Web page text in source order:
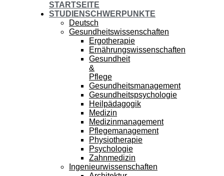
STARTSEITE
STUDIENSCHWERPUNKTE
Deutsch
Gesundheitswissenschaften
Ergotherapie
Ernährungswissenschaften
Gesundheit
&
Pflege
Gesundheitsmanagement
Gesundheitspsychologie
Heilpädagogik
Medizin
Medizinmanagement
Pflegemanagement
Physiotherapie
Psychologie
Zahnmedizin
Ingenieurwissenschaften